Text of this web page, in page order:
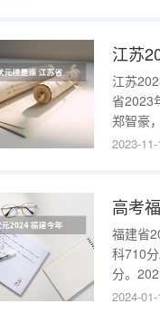
江苏
省2023
郑智豪
元的定
2023-
高考
福建省
科710
分。
711分
2024-